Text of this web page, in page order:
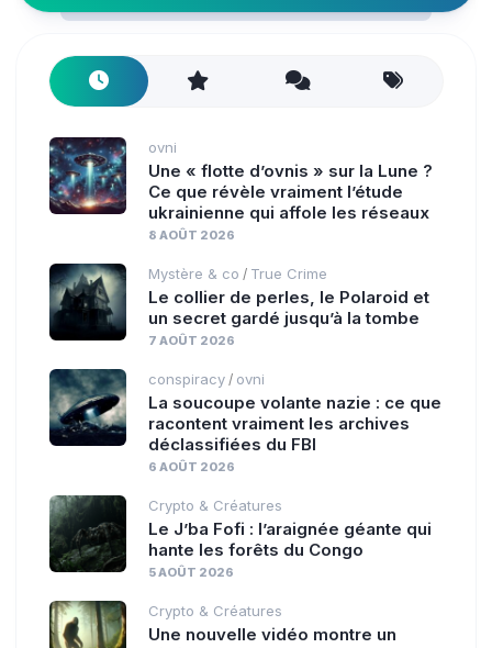
ovni
Une « flotte d’ovnis » sur la Lune ?
Ce que révèle vraiment l’étude
ukrainienne qui affole les réseaux
8 AOÛT 2026
Mystère & co / True Crime
Le collier de perles, le Polaroid et
un secret gardé jusqu’à la tombe
7 AOÛT 2026
conspiracy / ovni
La soucoupe volante nazie : ce que
racontent vraiment les archives
déclassifiées du FBI
6 AOÛT 2026
Crypto & Créatures
Le J’ba Fofi : l’araignée géante qui
hante les forêts du Congo
5 AOÛT 2026
Crypto & Créatures
Une nouvelle vidéo montre un